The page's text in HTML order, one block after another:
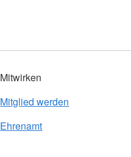
Mitwirken
Mitglied werden
Ehrenamt